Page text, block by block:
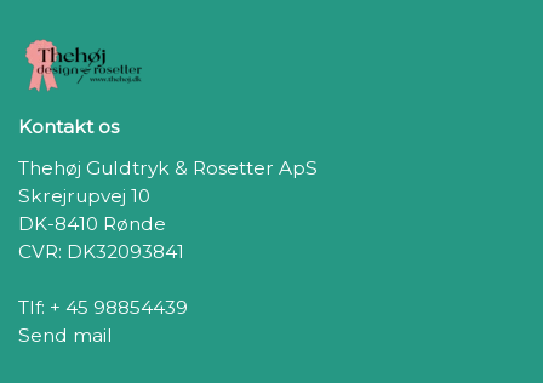
Kontakt os
Thehøj Guldtryk & Rosetter ApS
Skrejrupvej 10
DK-8410 Rønde
CVR: DK32093841
Tlf: + 45 98854439
Send mail